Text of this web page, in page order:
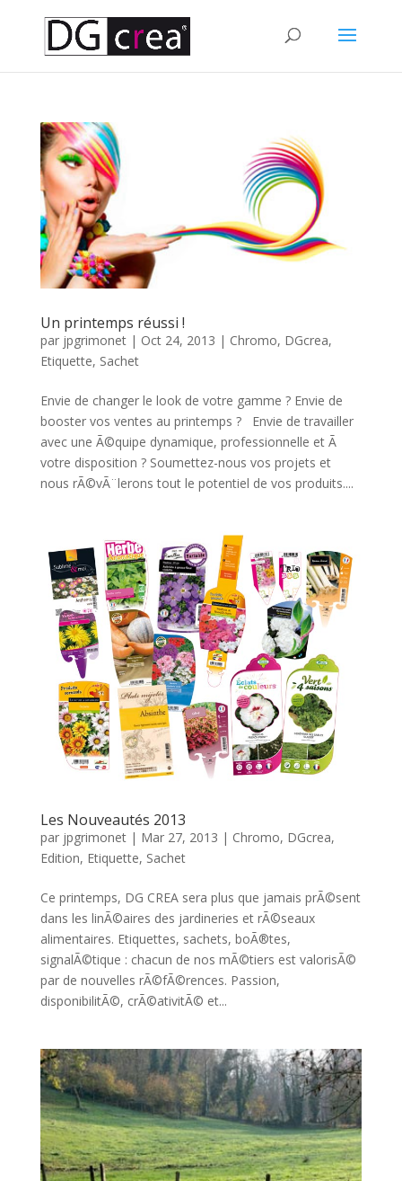
Un printemps réussi !
par jpgrimonet| Oct 24, 2013 | Chromo, DGcrea,
Etiquette, Sachet
Envie de changer le look de votre gamme ? Envie de
booster vos ventes au printemps ? Envie de travailler
avec une Ã©quipe dynamique, professionnelle et Ã
votre disposition ? Soumettez-nous vos projets et
nous rÃ©vÃ¨lerons tout le potentiel de vos produits....
Les Nouveautés 2013
par jpgrimonet| Mar 27, 2013 | Chromo, DGcrea,
Edition, Etiquette, Sachet
Ce printemps, DG CREA sera plus que jamais prÃ©sent
dans les linÃ©aires des jardineries et rÃ©seaux
alimentaires. Etiquettes, sachets, boÃ®tes,
signalÃ©tique : chacun de nos mÃ©tiers est valorisÃ©
par de nouvelles rÃ©fÃ©rences. Passion,
disponibilitÃ©, crÃ©ativitÃ© et...